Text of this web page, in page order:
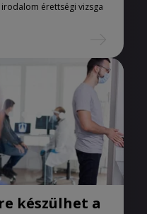
érettségi vizsga
készülhet a